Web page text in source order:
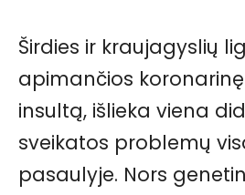
Širdies ir kraujagyslių
apimančios koronarinę
insultą, išlieka viena
sveikatos problemų
pasaulyje. Nors